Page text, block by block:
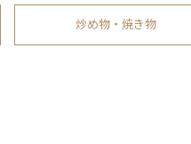
炒め物・焼き物